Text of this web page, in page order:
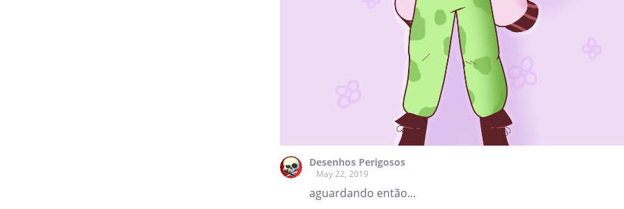
Desenhos Perigosos
May 22, 2019
aguardando então...